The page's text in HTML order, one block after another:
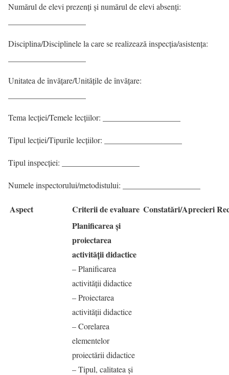
Numărul de elevi prezenţi şi numărul de elevi absenţi:
Disciplina/Disciplinele la care se realizează inspecţia/asistenţa:
Unitatea de învăţare/Unităţile de învăţare:
Tema lecţiei/Temele lecţiilor: ___________________
Tipul lecţiei/Tipurile lecţiilor: ___________________
Tipul inspecţiei: ___________________
Numele inspectorului/metodistului: ___________________
Aspect Criterii de evaluare Constatări/Aprecieri
Planificarea şi
proiectarea
activităţii didactice
– Planificarea
activităţii didactice
– Proiectarea
activităţii didactice
– Corelarea
elementelor
proiectării didactice
– Tipul, calitatea şi